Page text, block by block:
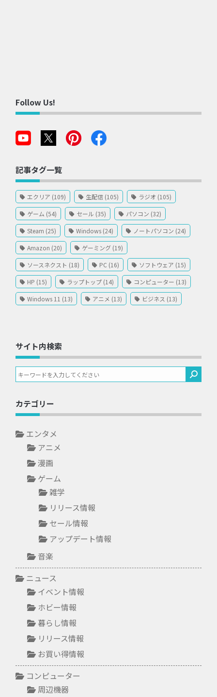
Follow Us!
記事タグ一覧
エクリア (109) 生配信 (105) ラジオ (105)
ゲーム (54) セール (35) パソコン (32)
Steam (25) Windows (24) ノートパソコン (24)
Amazon (20) ゲーミング (19)
ソースネクスト (18) PC (16) ソフトウェア (15)
HP (15) ラップトップ (14) コンピューター (13)
Windows 11 (13) アニメ (13) ビジネス (13)
サイト内検索
カテゴリー
エンタメ
アニメ
漫画
ゲーム
雑学
リリース情報
セール情報
アップデート情報
音楽
ニュース
イベント情報
ホビー情報
暮らし情報
リリース情報
お買い得情報
コンピューター
周辺機器